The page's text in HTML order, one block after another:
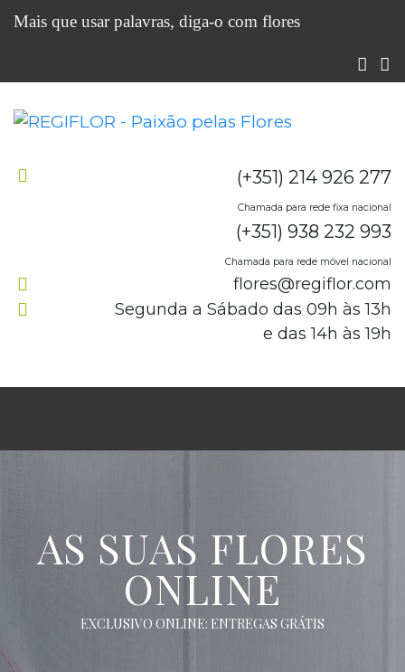
Mais que usar palavras, diga-o com flores
(+351) 214 926 277
Chamada para rede fixa nacional
(+351) 938 232 993
Chamada para rede móvel nacional
flores@regiflor.com
Segunda a Sábado das 09h às 13h
e das 14h às 19h
AS SUAS FLORES
ONLINE
EXCLUSIVO ONLINE: ENTREGAS GRÁTIS